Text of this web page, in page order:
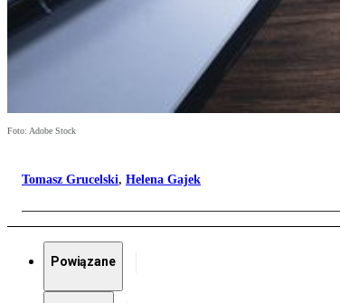
Foto: Adobe Stock
Tomasz Grucelski, Helena Gajek
Powiązane